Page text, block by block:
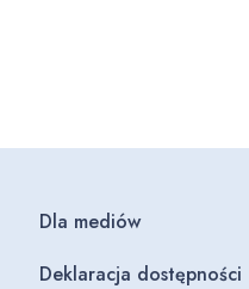
Dla mediów
Deklaracja dostępności